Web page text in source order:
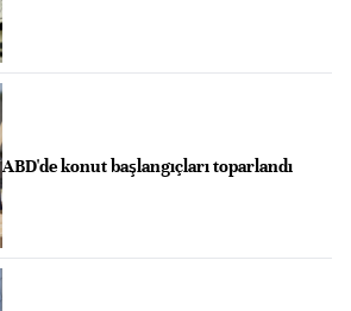
ABD'de konut başlangıçları toparlandı